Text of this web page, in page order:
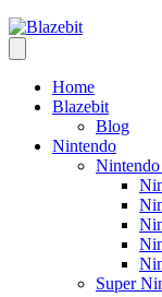
Home
Blazebit
Blog
Nintendo
Super